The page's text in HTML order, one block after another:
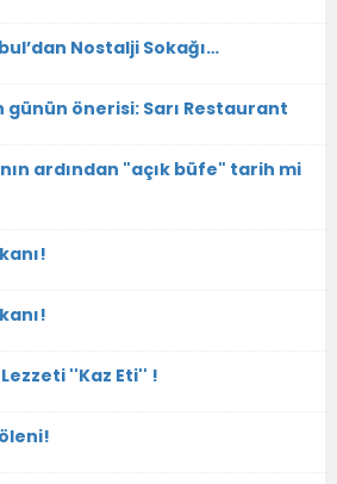
Nostalji Sokağı…
günün önerisi: Sarı Restaurant
ardından "açık büfe" tarih mi
''Kaz Eti'' !